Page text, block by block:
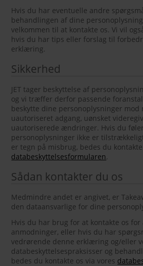
Hvis du har eventuelle andre
behandlingen af dine
velkommen til at kontakte os. Vi vil
hvis du har tips eller forslag til
erklæring.
Sikkerhed
JET tager beskyttelse af
og vi træffer derfor passende
beskytte dine personoplysninger mod
uautoriseret adgang, uønsket
uautoriserede ændringer. Hvis du
personoplysninger ikke er
er tegn på misbrug, bedes du
databeskyttelsesformularen.
Sådan kontakter du os
Medmindre andet er angivet, er
den dataansvarlige for dine
Hvis du har brug for at kontakte os
anmodninger, eller hvis du har
vedrørende denne erklæring og/eller
databeskyttelsespraksisser og
bedes du kontakte os via vores